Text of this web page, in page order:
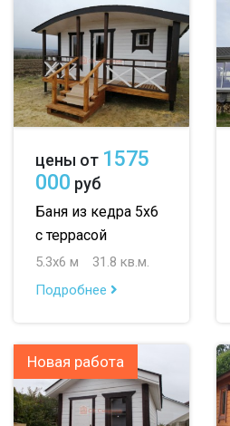
цены от 1575
000 руб
Баня из кедра 5х6
с террасой
5.3х6 м
31.8 кв.м.
Подробнее
Новая работа